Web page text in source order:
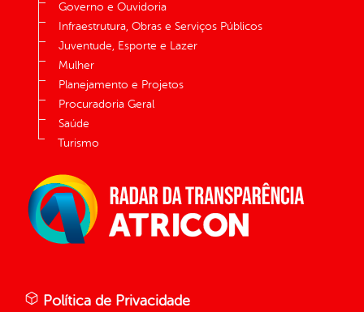
Governo e Ouvidoria
Infraestrutura, Obras e Serviços Públicos
Juventude, Esporte e Lazer
Mulher
Planejamento e Projetos
Procuradoria Geral
Saúde
Turismo
Política de Privacidade